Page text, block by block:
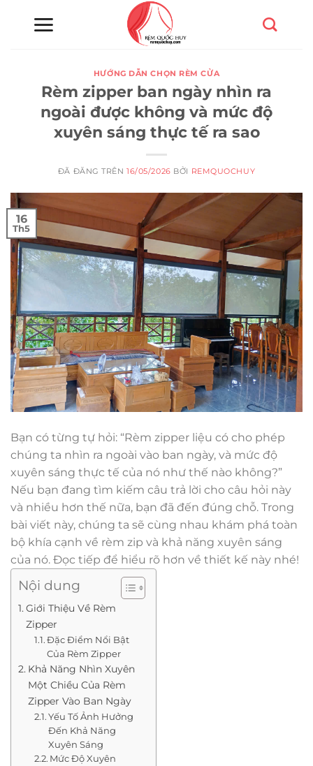
HƯỚNG DẪN CHỌN RÈM CỬA
Rèm zipper ban ngày nhìn ra
ngoài được không và mức độ
xuyên sáng thực tế ra sao
ĐÃ ĐĂNG TRÊN16/05/2026 BỞI REMQUOCHUY
16
Th5
Bạn có từng tự hỏi: “Rèm zipper liệu có cho phép
chúng ta nhìn ra ngoài vào ban ngày, và mức độ
xuyên sáng thực tế của nó như thế nào không?”
Nếu bạn đang tìm kiếm câu trả lời cho câu hỏi này
và nhiều hơn thế nữa, bạn đã đến đúng chỗ. Trong
bài viết này, chúng ta sẽ cùng nhau khám phá toàn
bộ khía cạnh về rèm zip và khả năng xuyên sáng
của nó. Đọc tiếp để hiểu rõ hơn về thiết kế này nhé!
Nội dung
Giới Thiệu Về Rèm
Zipper
Đặc Điểm Nổi Bật
Của Rèm Zipper
Khả Năng Nhìn Xuyên
Một Chiều Của Rèm
Zipper Vào Ban Ngày
Yếu Tố Ảnh Hưởng
Đến Khả Năng
Xuyên Sáng
Mức Độ Xuyên